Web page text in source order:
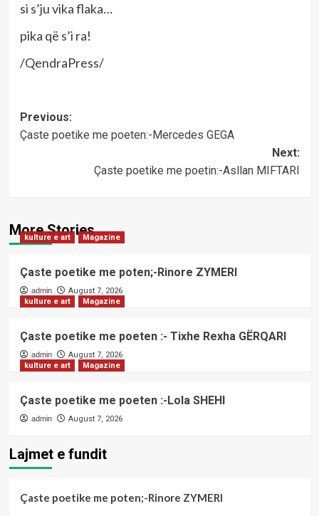
si s’ju vika flaka…
pika që s’i ra!
/QendraPress/
Post
navigation
Previous:
Çaste poetike me poeten:-Mercedes GEGA
Next:
Çaste poetike me poetin:-Asllan MIFTARI
More Stories
kulture e art Magazine
Çaste poetike me poten;-Rinore ZYMERI
admin
August 7, 2026
kulture e art
Magazine
Çaste poetike me poeten :- Tixhe Rexha GËRQARI
admin
August 7, 2026
kulture e art
Magazine
Çaste poetike me poeten :-Lola SHEHI
admin August 7, 2026
Lajmet e fundit
Çaste poetike me poten;-Rinore ZYMERI